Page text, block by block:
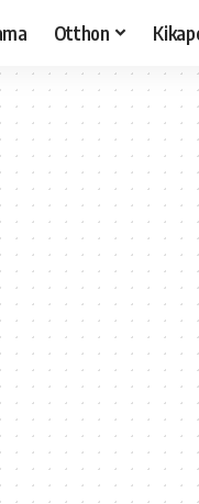
Otthon